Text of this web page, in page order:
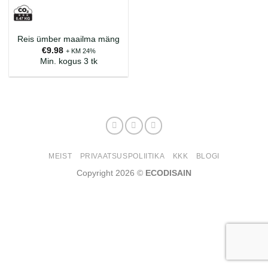
Reis ümber maailma mäng
€9.98 + KM 24%
Min. kogus 3 tk
MEIST PRIVAATSUSPOLIITIKA KKK BLOGI
Copyright 2026 © ECODISAIN